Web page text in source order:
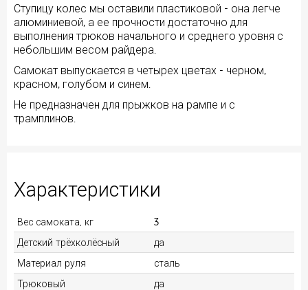
Ступицу колес мы оставили пластиковой - она легче
алюминиевой, а ее прочности достаточно для
выполнения трюков начального и среднего уровня с
небольшим весом райдера.
Самокат выпускается в четырех цветах - черном,
красном, голубом и синем.
Не предназначен для прыжков на рампе и с
трамплинов.
Характеристики
Вес самоката, кг
3
Детский трёхколёсный
да
Материал руля
сталь
Трюковый
да